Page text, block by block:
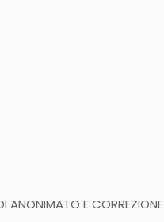
E CORREZIONE